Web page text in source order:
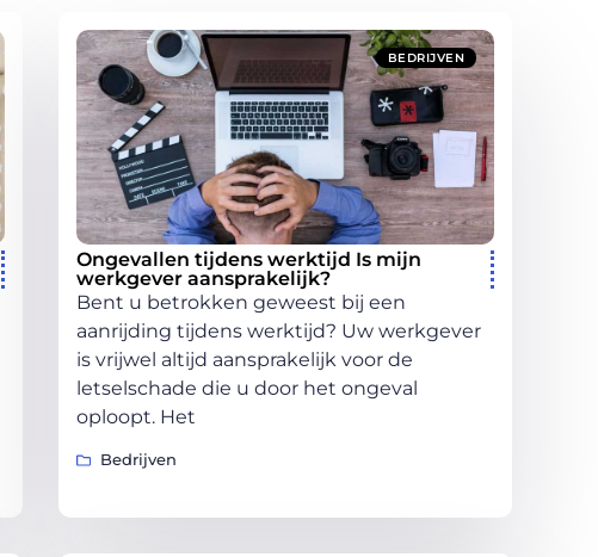
BEDRIJVEN
Ongevallen tijdens werktijd Is mijn
werkgever aansprakelijk?
Bent u betrokken geweest bij een
aanrijding tijdens werktijd? Uw werkgever
is vrijwel altijd aansprakelijk voor de
letselschade die u door het ongeval
oploopt. Het
Bedrijven